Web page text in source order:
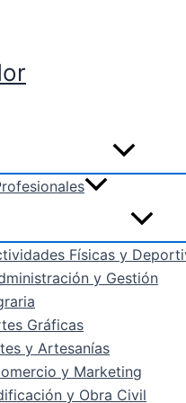
Físicas y
y Gestión
Gráficas
y Artesanías
y Marketing
y Obra Civil